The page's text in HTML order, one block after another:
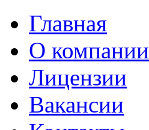
Главная
О компании
Лицензии
Вакансии